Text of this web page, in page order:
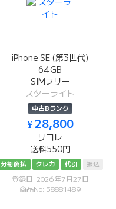
iPhone SE (第3世代)
64GB
SIMフリー
スターライト
中古Bランク
¥ 28,800
リコレ
送料550円
分割後払 クレカ 代引 振込
登録日: 2026年7月27日
商品No: 38881489